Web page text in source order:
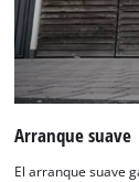
Arranque suave
El arranque suave